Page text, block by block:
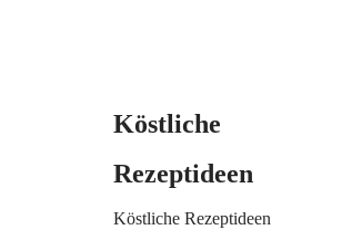
Köstliche
Rezeptideen
Köstliche Rezeptideen